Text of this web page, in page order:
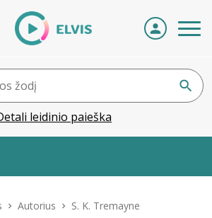
leidinio paieška
Autorius S. K. Tremayne